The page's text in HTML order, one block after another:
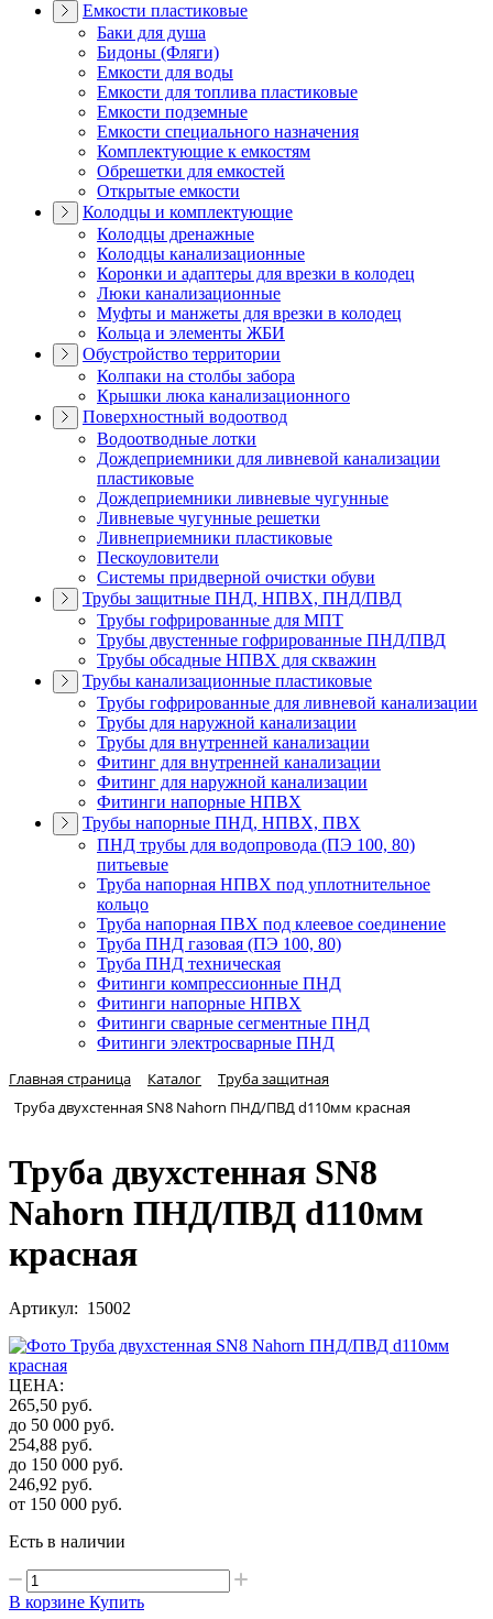
Емкости пластиковые
Баки для душа
Бидоны (Фляги)
Емкости для воды
Емкости для топлива пластиковые
Емкости подземные
Емкости специального назначения
Комплектующие к емкостям
Обрешетки для емкостей
Открытые емкости
Колодцы и комплектующие
Колодцы дренажные
Колодцы канализационные
Коронки и адаптеры для врезки в колодец
Люки канализационные
Муфты и манжеты для врезки в колодец
Кольца и элементы ЖБИ
Обустройство территории
Колпаки на столбы забора
Крышки люка канализационного
Поверхностный водоотвод
Водоотводные лотки
Дождеприемники для ливневой канализации
пластиковые
Дождеприемники ливневые чугунные
Ливневые чугунные решетки
Ливнеприемники пластиковые
Пескоуловители
Системы придверной очистки обуви
Трубы защитные ПНД, НПВХ, ПНД/ПВД
Трубы гофрированные для МПТ
Трубы двустенные гофрированные ПНД/ПВД
Трубы обсадные НПВХ для скважин
Трубы канализационные пластиковые
Трубы гофрированные для ливневой канализации
Трубы для наружной канализации
Трубы для внутренней канализации
Фитинг для внутренней канализации
Фитинг для наружной канализации
Фитинги напорные НПВХ
Трубы напорные ПНД, НПВХ, ПВХ
ПНД трубы для водопровода (ПЭ 100, 80)
питьевые
Труба напорная НПВХ под уплотнительное
кольцо
Труба напорная ПВХ под клеевое соединение
Труба ПНД газовая (ПЭ 100, 80)
Труба ПНД техническая
Фитинги компрессионные ПНД
Фитинги напорные НПВХ
Фитинги сварные сегментные ПНД
Фитинги электросварные ПНД
Главная страница Каталог
Труба защитная
Труба двухстенная SN8 Nahorn ПНД/ПВД d110мм красная
Труба двухстенная SN8
Nahorn ПНД/ПВД d110мм
красная
Артикул: 15002
ЦЕНА:
265,50 руб.
до 50 000 руб.
254,88 руб.
до 150 000 руб.
246,92 руб.
от 150 000 руб.
Есть в наличии
В корзине Купить